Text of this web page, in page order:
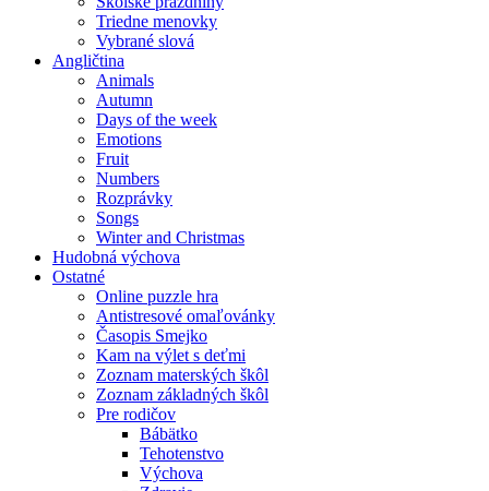
Triedne menovky
Vybrané slová
Angličtina
Animals
Autumn
Days of the week
Emotions
Fruit
Numbers
Rozprávky
Songs
Winter and Christmas
Hudobná výchova
Ostatné
Online puzzle hra
Antistresové omaľovánky
Časopis Smejko
Kam na výlet s deťmi
Zoznam materských škôl
Zoznam základných škôl
Pre rodičov
Bábätko
Tehotenstvo
Výchova